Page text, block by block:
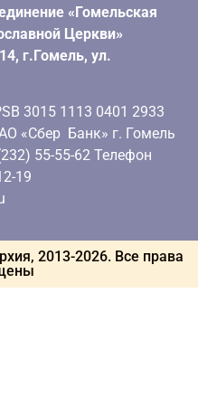
«Гомельская
Церкви»
г.Гомель, ул.
3015 1113 0401 2933
«Сбер Банк» г. Гомель
55-55-62 Телефон
19
2013-2026. Все права